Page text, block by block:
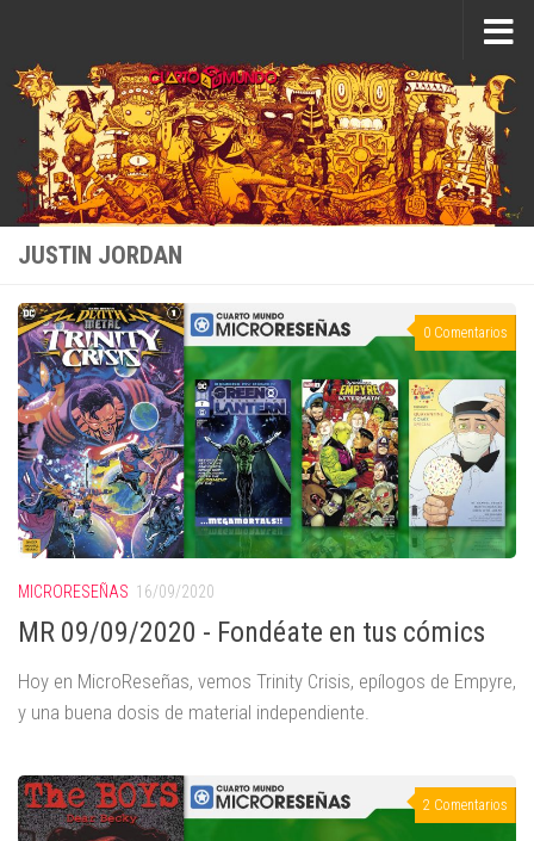
JUSTIN JORDAN
0 Comentarios
MICRORESEÑAS 16/09/2020
MR 09/09/2020 - Fondéate en tus cómics
Hoy en MicroReseñas, vemos Trinity Crisis, epílogos de Empyre,
y una buena dosis de material independiente.
2 Comentarios